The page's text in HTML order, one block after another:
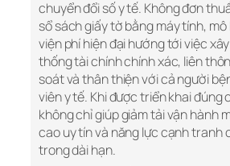
chuyển đổi số y tế. Không đơn
sổ sách giấy tờ bằng máy tính, mô
viện phí hiện đại hướng tới việc
thống tài chính chính xác, liên
soát và thân thiện với cả người
viên y tế. Khi được triển khai đúng
không chỉ giúp giảm tải vận hành
cao uy tín và năng lực cạnh tranh
trong dài hạn.